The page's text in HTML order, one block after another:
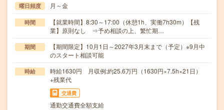
曜日頻度 月～金
時間
【就業時間】8:30～17:00（休憩1h、実働7h30m）【残
業】原則なし ⇒予め相談の上、繁忙期…
期間
【期間限定】10月1日～2027年3月末まで（予定）※9月中
のスタート相談可能
時給
時給1630円 月収例:約25.6万円（1630円×7.5h×21日）
+残業代
交通費
通勤交通費全額支給